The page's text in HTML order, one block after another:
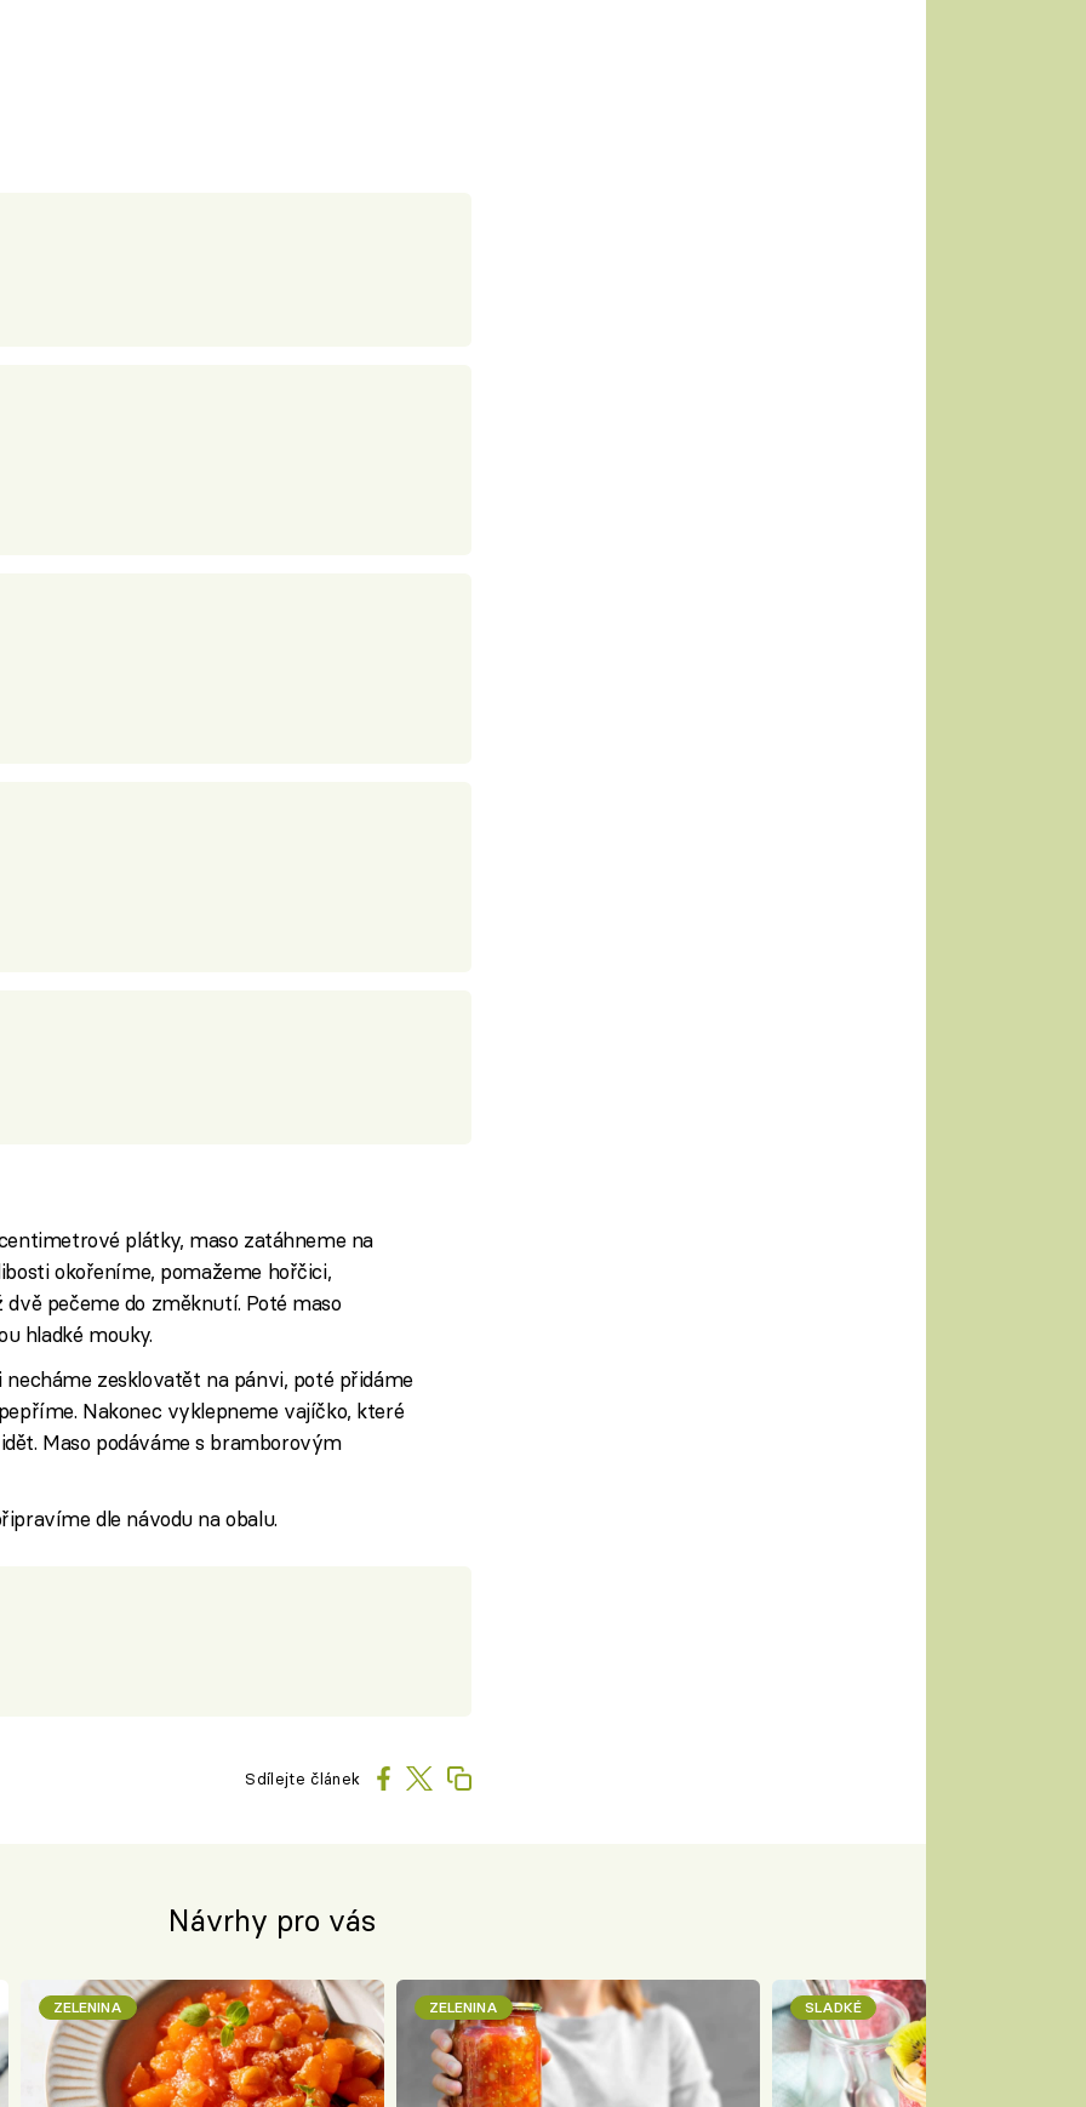
plátky, maso zatáhneme na
okořeníme, pomažeme hořčici,
pečeme do změknutí. Poté maso
hladké mouky.
zesklovatět na pánvi, poté přidáme
Nakonec vyklepneme vajíčko, které
Maso podáváme s bramborovým
dle návodu na obalu.
Sdílejte článek
Návrhy pro vás
ZELENINA ZELENINA SLADKÉ